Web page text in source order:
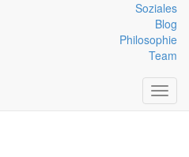
Soziales
Blog
Philosophie
Team
Geschlecht